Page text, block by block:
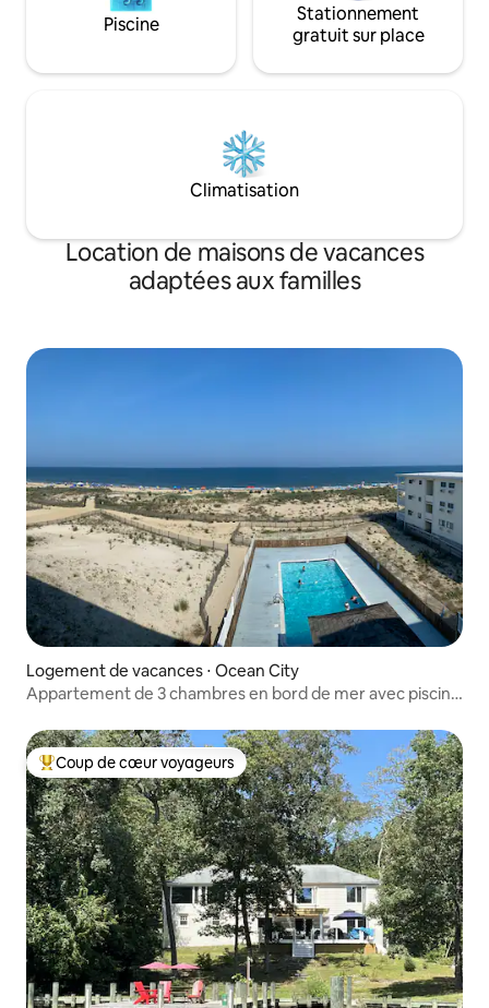
Piscine
Stationnement
gratuit sur place
Climatisation
Location de maisons de vacances
adaptées aux familles
Logement de vacances ⋅ Ocean City
Appartement de 3 chambres en bord de mer avec piscine
Coups de cœur voyageurs les plus appréciés
Coup de cœur voyageurs